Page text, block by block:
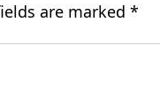
are marked *